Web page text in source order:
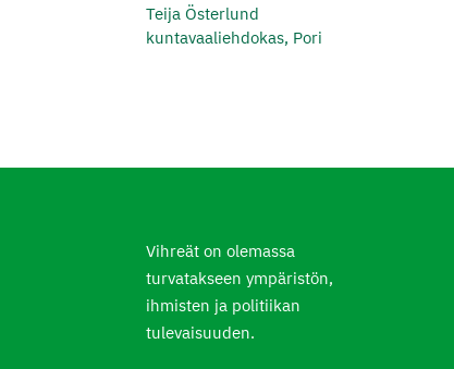
Teija Österlund
kuntavaaliehdokas, Pori
Vihreät on olemassa
turvatakseen ympäristön,
ihmisten ja politiikan
tulevaisuuden.